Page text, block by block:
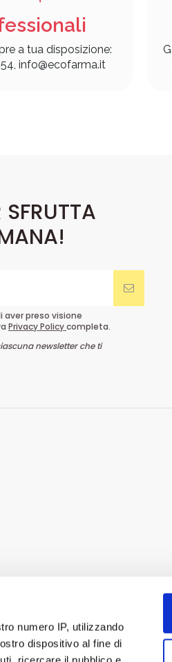
numero IP, utilizzando
dispositivo al fine di
a tua disposizione:
info@ecofarma.it
SFRUTTA
aver preso visione
Privacy Policycompleta.
newsletter che ti